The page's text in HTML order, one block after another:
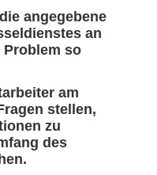
angegebene
an
Problem so
am
stellen,
zu
des